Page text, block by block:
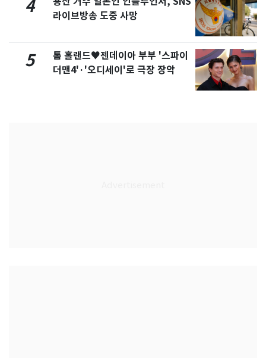
4
라이브방송 도중 사망
5
톰 홀랜드♥젠데이아 부부 '스파이
더맨4'·'오디세이'로 극장 장악